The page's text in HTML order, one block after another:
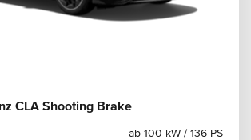
CLA Shooting Brake
ab 100 kW / 136 PS